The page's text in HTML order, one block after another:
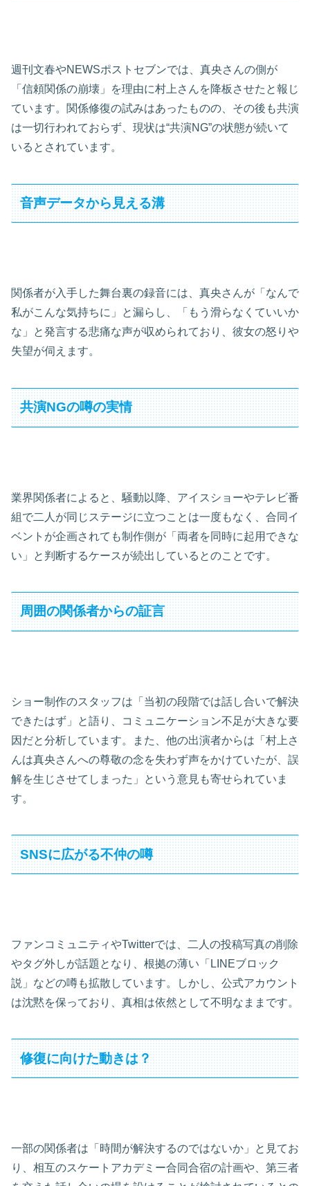
週刊文春やNEWSポストセブンでは、真央さんの側が
「信頼関係の崩壊」を理由に村上さんを降板させたと報じ
ています。関係修復の試みはあったものの、その後も共演
は一切行われておらず、現状は“共演NG”の状態が続いて
いるとされています。
音声データから見える溝
関係者が入手した舞台裏の録音には、真央さんが「なんで
私がこんな気持ちに」と漏らし、「もう滑らなくていいか
な」と発言する悲痛な声が収められており、彼女の怒りや
失望が伺えます。
共演NGの噂の実情
業界関係者によると、騒動以降、アイスショーやテレビ番
組で二人が同じステージに立つことは一度もなく、合同イ
ベントが企画されても制作側が「両者を同時に起用できな
い」と判断するケースが続出しているとのことです。
周囲の関係者からの証言
ショー制作のスタッフは「当初の段階では話し合いで解決
できたはず」と語り、コミュニケーション不足が大きな要
因だと分析しています。また、他の出演者からは「村上さ
んは真央さんへの尊敬の念を失わず声をかけていたが、誤
解を生じさせてしまった」という意見も寄せられていま
す。
SNSに広がる不仲の噂
ファンコミュニティやTwitterでは、二人の投稿写真の削除
やタグ外しが話題となり、根拠の薄い「LINEブロック
説」などの噂も拡散しています。しかし、公式アカウント
は沈黙を保っており、真相は依然として不明なままです。
修復に向けた動きは？
一部の関係者は「時間が解決するのではないか」と見てお
り、相互のスケートアカデミー合同合宿の計画や、第三者